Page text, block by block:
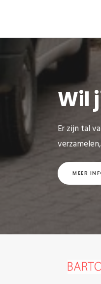
Wil
Er zijn tal
MEER